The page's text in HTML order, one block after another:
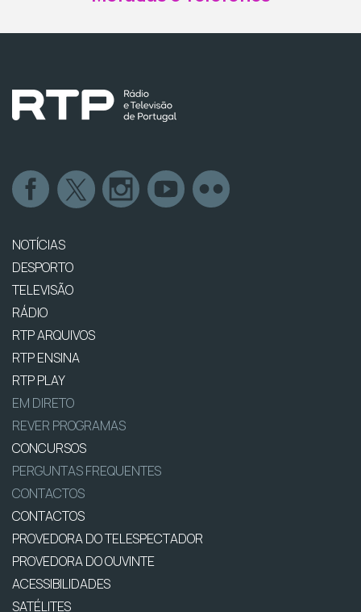
NOTÍCIAS
DESPORTO
TELEVISÃO
RÁDIO
RTP ARQUIVOS
RTP ENSINA
RTP PLAY
EM DIRETO
REVER PROGRAMAS
CONCURSOS
PERGUNTAS FREQUENTES
CONTACTOS
CONTACTOS
PROVEDORA DO TELESPECTADOR
PROVEDORA DO OUVINTE
ACESSIBILIDADES
SATÉLITES